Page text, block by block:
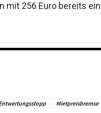
mit 256 Euro bereits
Mietpreisbremse